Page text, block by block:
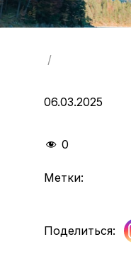
/
06.03.2025
0
Метки:
Поделиться: